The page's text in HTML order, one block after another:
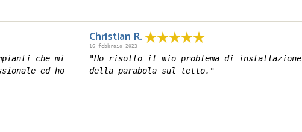
che mi
ed ho
Christian R.
16 febbraio 2023
"Ho risolto il mio problema di installazione
della parabola sul tetto."